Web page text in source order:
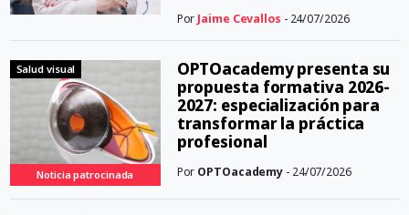
Por Jaime Cevallos - 24/07/2026
Salud visual
Noticia patrocinada
OPTOacademy presenta su
propuesta formativa 2026-
2027: especialización para
transformar la práctica
profesional
Por OPTOacademy - 24/07/2026